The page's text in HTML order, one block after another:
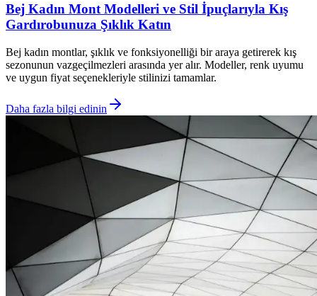
Bej Kadın Mont Modelleri ve Stil İpuçlarıyla Kış
Gardırobunuza Şıklık Katın
Bej kadın montlar, şıklık ve fonksiyonelliği bir araya getirerek kış
sezonunun vazgeçilmezleri arasında yer alır. Modeller, renk uyumu
ve uygun fiyat seçenekleriyle stilinizi tamamlar.
Daha fazla bilgi edinin